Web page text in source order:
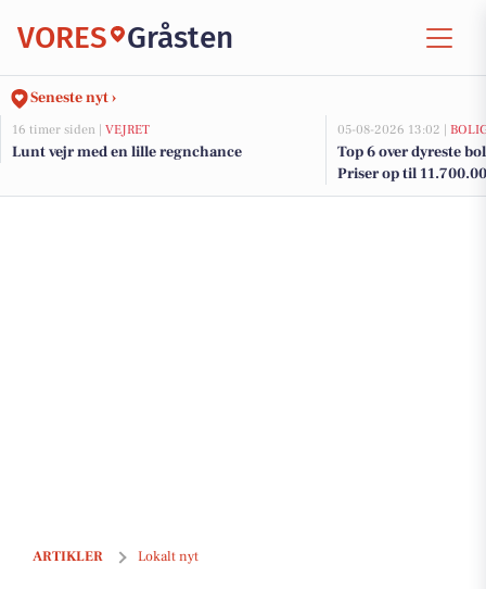
VORES Gråsten
Seneste nyt ›
16 timer siden | VEJRET
Lunt vejr med en lille regnchance
05-08-2026 13:02 |
Top 6 over dyreste
Priser op til
ARTIKLER Lokalt nyt
Sønderborg Kommune forbedrer plejecentrenes normering fra